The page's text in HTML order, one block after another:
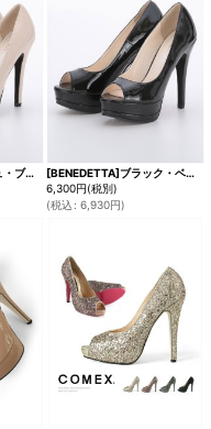
[BENEDETTA]ベージュ・ブラック・オープントゥ・エナメル・プラットフォーム・前厚・12.5cmヒール・ハイヒール・パンプス[即日発送]
[BENEDETTA]ブラック・ベージュ・オープントゥ・エナメル・プラットフォーム・前厚・12.5cmヒール・ハイヒール・パンプス[即日発送]
6,300円(税別)
(税込 : 6,930円)